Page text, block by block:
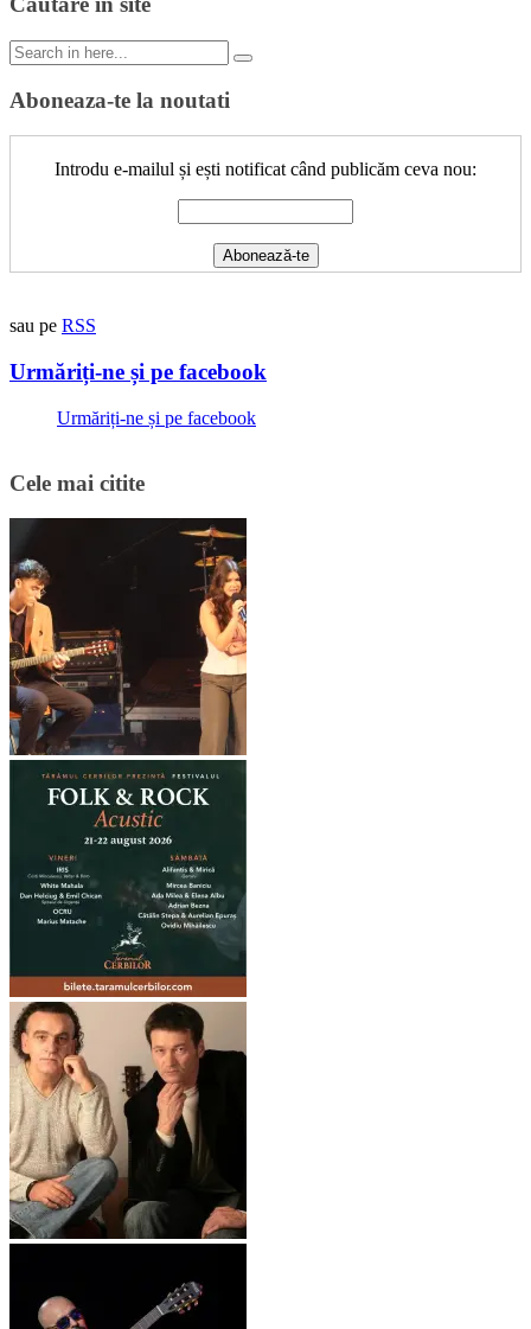
Search
for:
Aboneaza-te la noutati
Introdu e-mailul și ești notificat când publicăm ceva nou:
sau pe RSS
Urmăriți-ne și pe facebook
Urmăriți-ne și pe facebook
Cele mai citite